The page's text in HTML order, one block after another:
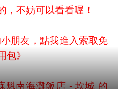
，不妨可以看看喔！
朋友，點我進入索取免
包》
魁南海灘飯店 - 坎城 的